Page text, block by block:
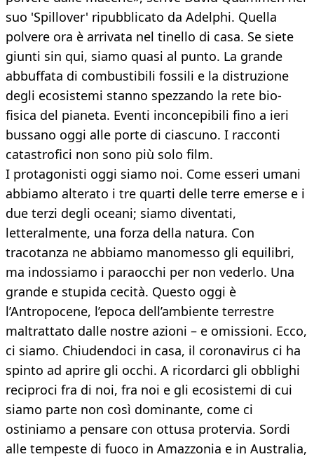
suo 'Spillover' ripubblicato da Adelphi. Quella
polvere ora è arrivata nel tinello di casa. Se siete
giunti sin qui, siamo quasi al punto. La grande
abbuffata di combustibili fossili e la distruzione
degli ecosistemi stanno spezzando la rete bio-
fisica del pianeta. Eventi inconcepibili fino a ieri
bussano oggi alle porte di ciascuno. I racconti
catastrofici non sono più solo film.
I protagonisti oggi siamo noi. Come esseri umani
abbiamo alterato i tre quarti delle terre emerse e i
due terzi degli oceani; siamo diventati,
letteralmente, una forza della natura. Con
tracotanza ne abbiamo manomesso gli equilibri,
ma indossiamo i paraocchi per non vederlo. Una
grande e stupida cecità. Questo oggi è
l’Antropocene, l’epoca dell’ambiente terrestre
maltrattato dalle nostre azioni – e omissioni. Ecco,
ci siamo. Chiudendoci in casa, il coronavirus ci ha
spinto ad aprire gli occhi. A ricordarci gli obblighi
reciproci fra di noi, fra noi e gli ecosistemi di cui
siamo parte non così dominante, come ci
ostiniamo a pensare con ottusa protervia. Sordi
alle tempeste di fuoco in Amazzonia e in Australia,